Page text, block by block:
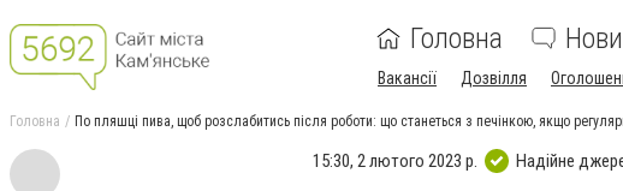
Головна
Вакансії Дозвілля
Головна По пляшці пива, щоб розслабитись після роботи: що станеться з печінкою, якщо
15:30, 2 лютого 2023 р. Надійне